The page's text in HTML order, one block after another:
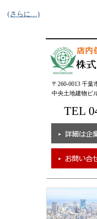
(さらに…)
〒260-0013 千葉
中央土地建物ビ
TEL